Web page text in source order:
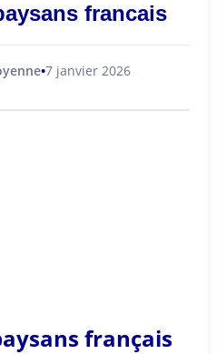
francais
7 janvier 2026
français